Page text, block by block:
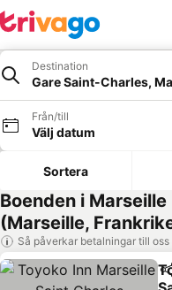
Destination
Gare Saint-Charles,
Från/till
Välj datum
Sortera
Boenden i
(Marseille,
Så påverkar betalningar till